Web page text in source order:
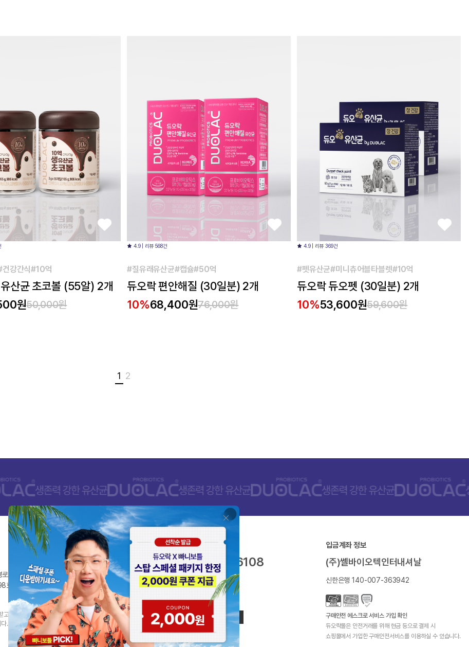
강간식#10억
산균 초코볼 (55알) 2개
원50,000원
4.9 | 리뷰 568건
#질유래유산균#캡슐#50억
듀오락 편안해질 (30일분) 2개
10%68,400원76,000원
4.9 | 리뷰 369건
#펫유산균#미니츄어블타블렛#10억
듀오락 듀오펫 (30일분) 2개
10%53,600원59,600원
1 2
로 409번길 50
호 건강식품군
고 있습니다.
.
고객센터/제품상담
080-668-6108
평일 10:00 - 17:00
점심 11:30 - 12:30
주말, 공휴일 휴무
FAQ 1:1 문의
입금계좌 정보
(주)쎌바이오텍인터내셔날
신한은행 140-007-363942
구매안전 에스크로 서비스 가입 확인
듀오락몰은 안전거래를 위해 현금 등으로 결제 시
쇼핑몰에서 가입한 구매안전서비스를 이용하실 수 있습니다.